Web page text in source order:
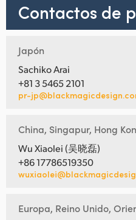
Contactos de
Japón
Sachiko Arai
+81 3 5465 2101
pr-
China, Singapur, Hong
Wu Xiaolei (吴晓磊)
+86 17786519350
Europa, Reino Unido,